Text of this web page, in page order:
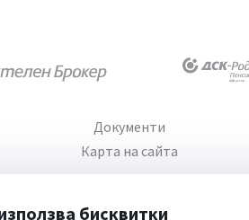
бисквитки
Документи
Карта на сайта